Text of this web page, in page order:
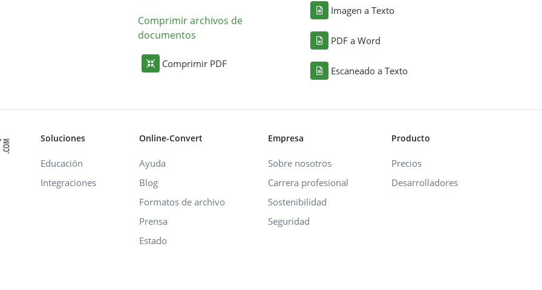
Comprimir archivos de
documentos
Comprimir PDF
Imagen a Texto
PDF a Word
Escaneado a Texto
Soluciones
Educación
Integraciones
Online-Convert
Ayuda
Blog
Formatos de archivo
Prensa
Estado
Empresa
Sobre nosotros
Carrera profesional
Sostenibilidad
Seguridad
Producto
Precios
Desarrolladores